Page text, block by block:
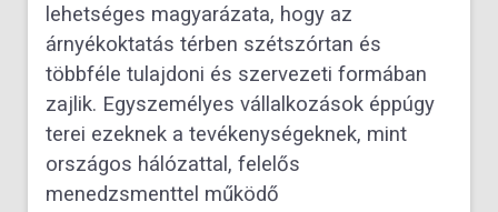
lehetséges magyarázata, hogy az
árnyékoktatás térben szétszórtan és
többféle tulajdoni és szervezeti formában
zajlik. Egyszemélyes vállalkozások éppúgy
terei ezeknek a tevékenységeknek, mint
országos hálózattal, felelős
menedzsmenttel működő